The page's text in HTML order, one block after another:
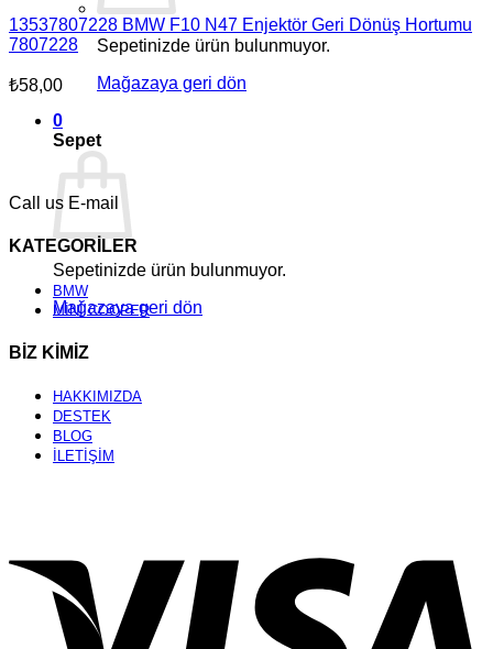
Sepetinizde ürün bulunmuyor.
Mağazaya geri dön
0
Sepet
Sepetinizde ürün bulunmuyor.
Mağazaya geri dön
13537807228 BMW F10 N47 Enjektör Geri Dönüş Hortumu
7807228
₺58,00
Call us E-mail
KATEGORİLER
BMW
MİNİ COOPER
BİZ KİMİZ
HAKKIMIZDA
DESTEK
BLOG
İLETİŞİM